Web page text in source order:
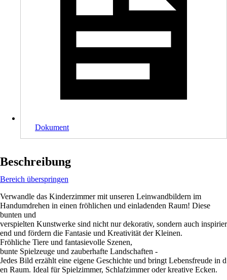
Dokument
Beschreibung
Bereich überspringen
Verwandle das Kinderzimmer mit unseren Leinwandbildern im
Handumdrehen in einen fröhlichen und einladenden Raum! Diese
bunten und
verspielten Kunstwerke sind nicht nur dekorativ, sondern auch inspirier
end und fördern die Fantasie und Kreativität der Kleinen.
Fröhliche Tiere und fantasievolle Szenen,
bunte Spielzeuge und zauberhafte Landschaften -
Jedes Bild erzählt eine eigene Geschichte und bringt Lebensfreude in d
en Raum. Ideal für Spielzimmer, Schlafzimmer oder kreative Ecken.